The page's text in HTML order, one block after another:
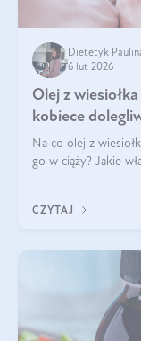
Dietetyk
6 lut 2026
Olej z
kobiece
Na co olej z
go w ciąży? Jakie
CZYTAJ